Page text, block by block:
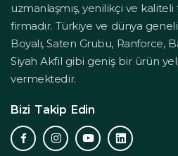
uzmanlaşmış, yenilikçi ve
firmadır. Türkiye ve dünya
Boyalı, Saten Grubu, Ranforce,
Siyah Akfil gibi geniş bir ürün
vermektedir.
Bizi Takip Edin